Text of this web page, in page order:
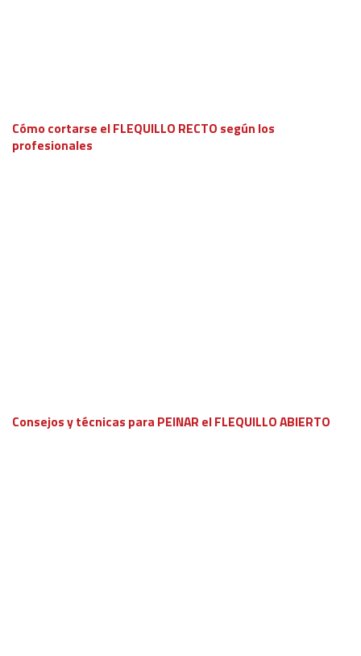
Cómo cortarse el FLEQUILLO RECTO según los
profesionales
Consejos y técnicas para PEINAR el FLEQUILLO ABIERTO